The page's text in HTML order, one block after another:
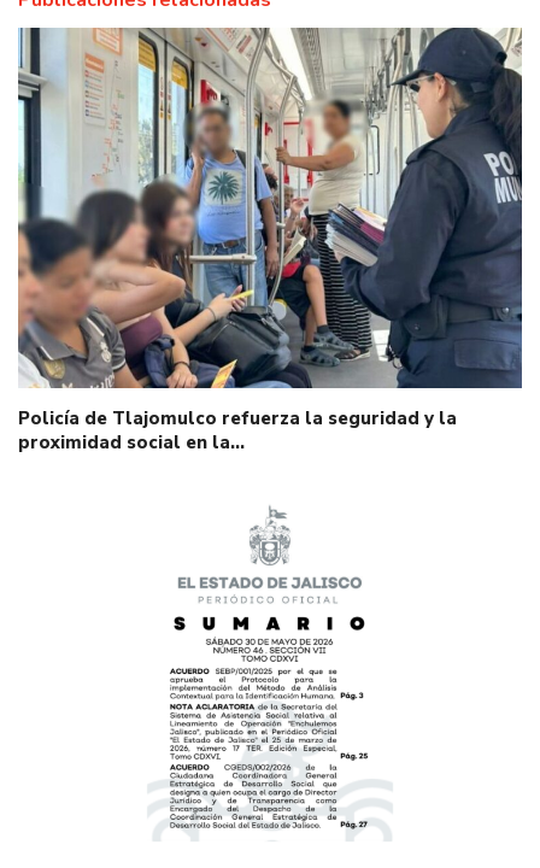
Policía de Tlajomulco refuerza la seguridad y la
proximidad social en la…